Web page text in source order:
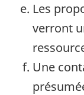
Les
verront
Une